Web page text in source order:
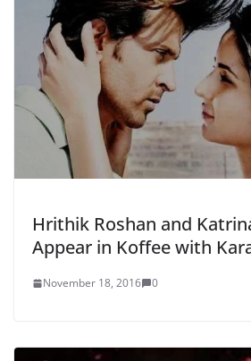
Hrithik Roshan and
Appear in Koffee with
November 18, 2016 0